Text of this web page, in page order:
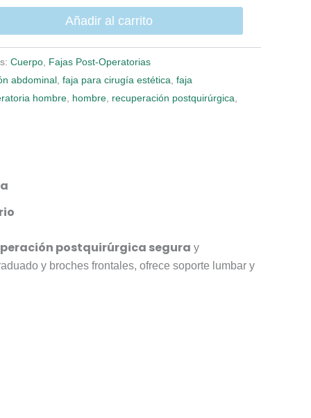
Añadir al carrito
Cuerpo Fajas Post-Operatorias
abdominal faja para cirugía estética faja
hombre hombre recuperación postquirúrgica
postquirúrgica segura y
y broches frontales, ofrece soporte lumbar y